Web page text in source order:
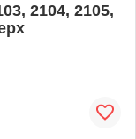
2104, 2105,